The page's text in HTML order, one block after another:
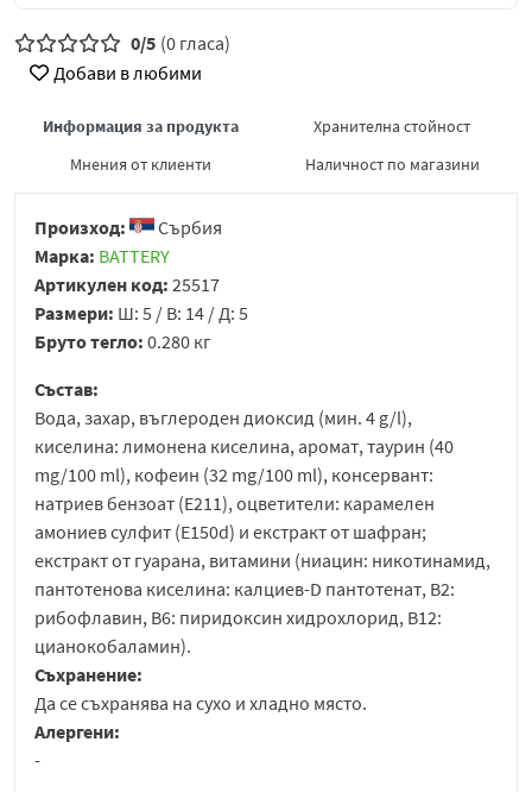
0/5 (0 гласа)
Добави в любими
Информация за продукта
Хранителна стойност
Мнения от клиенти
Наличност по магазини
Произход:
Сърбия
Марка: BATTERY
Артикулен код: 25517
Размери: Ш: 5 / В: 14 / Д: 5
Бруто тегло: 0.280 кг
Състав:
Вода, захар, въглероден диоксид (мин. 4 g/l),
киселина: лимонена киселина, аромат, таурин (40
mg/100 ml), кофеин (32 mg/100 ml), консервант:
натриев бензоат (E211), оцветители: карамелен
амониев сулфит (E150d) и екстракт от шафран;
екстракт от гуарана, витамини (ниацин: никотинамид,
пантотенова киселина: калциев-D пантотенат, B2:
рибофлавин, B6: пиридоксин хидрохлорид, B12:
цианокобаламин).
Съхранение:
Да се съхранява на сухо и хладно място.
Алергени:
-